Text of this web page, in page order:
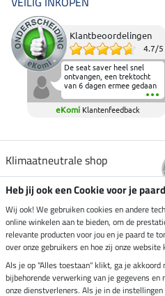
Klantbeoordelingen
4.7/5
De seat saver heel snel
ontvangen, een trektocht
van 6 dagen ermee gedaan
en deze heeft de beproeving
fantastisch doorstaan.
Heerlijk zacht om op te
elkaar in het zadel.
eKomi Klantenfeedback
Klimaatneutrale shop
Verzending per
Veilig betalen met
Heb jij ook een Cookie voor je
Wij ook! We gebruiken cookies en andere
online winkelen aan te bieden, om de
relevante producten voor jou en je paard te
over onze gebruikers en hoe zij onze website
Als je op "Alles toestaan" klikt, ga je
bijbehorende verwerking van je gegevens
onze dienstverleners. Als je in de